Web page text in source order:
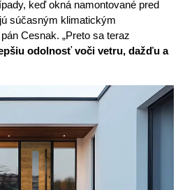
keď okná namontované pred
súčasným klimatickým
Cesnak. „Preto sa teraz
odolnosť voči vetru, dažďu a